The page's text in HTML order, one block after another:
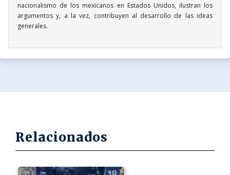
nacionalismo de los mexicanos en Estados Unidos, ilustran los
argumentos y, a la vez, contribuyen al desarrollo de las ideas
generales.
Relacionados